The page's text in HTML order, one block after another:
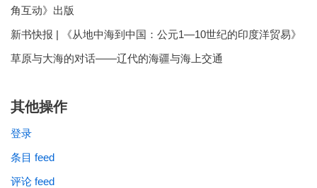
角互动》出版
新书快报 | 《从地中海到中国：公元1—10世纪的印度洋贸易》
草原与大海的对话——辽代的海疆与海上交通
其他操作
登录
条目 feed
评论 feed